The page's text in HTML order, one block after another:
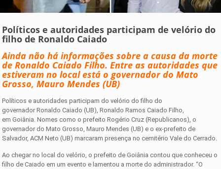
Políticos e autoridades participam de velório do
filho de Ronaldo Caiado
Ainda não há informações sobre a causa da morte
de Ronaldo Caiado Filho. Entre as autoridades que
estiveram no local está o governador do Mato
Grosso, Mauro Mendes (UB)
Políticos e autoridades participam do velório do filho do
governador Ronaldo Caiado (UB), Ronaldo Ramos Caiado Filho,
em Goiânia. Nomes como o prefeito Rogério Cruz (Republicanos), o
governador do Mato Grosso, Mauro Mendes (UB) e o ex-prefeito de
Salvador, ACM Neto (UB) marcaram presença no cemitério Vale do Cerrado.
Ao chegar no local do velório, o prefeito de Goiânia contou que conheceu o
filho de Caiado em um evento e lamentou a morte do administrador. “O